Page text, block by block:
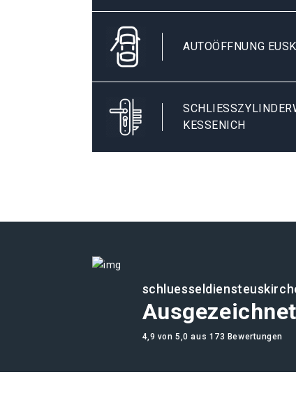
AUTOÖFFNUNG
ESSENICH
Ausgezeichnet
4,9 von 5,0 aus 173 Bewertungen